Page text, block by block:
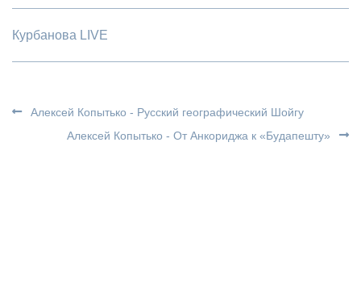
Курбанова LIVE
Алексей Копытько - Русский географический Шойгу
Алексей Копытько - От Анкориджа к «Будапешту»